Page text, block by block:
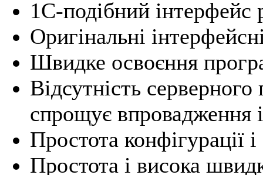
1С-подібний
Оригінальні
Швидке освоєння
Відсутність
спрощує впровадження
Простота конфігурації
Простота і висока